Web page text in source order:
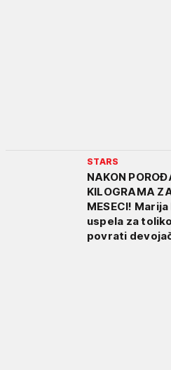
STARS
NAKON
KILOGRAMA
MESECI!
uspela za
povrati